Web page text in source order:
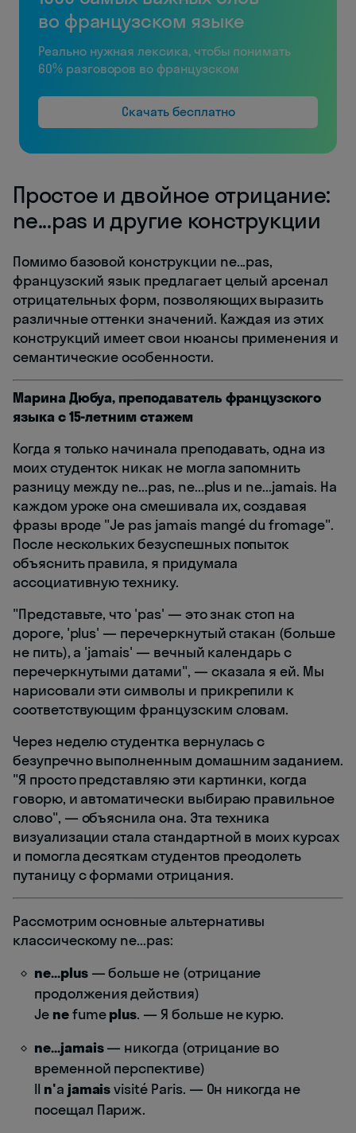
во французском языке
Реально нужная лексика, чтобы понимать
60% разговоров во французском
Скачать бесплатно
Простое и двойное отрицание:
ne...pas и другие конструкции
Помимо базовой конструкции ne...pas,
французский язык предлагает целый арсенал
отрицательных форм, позволяющих выразить
различные оттенки значений. Каждая из этих
конструкций имеет свои нюансы применения и
семантические особенности.
Марина Дюбуа, преподаватель французского
языка с 15-летним стажем
Когда я только начинала преподавать, одна из
моих студенток никак не могла запомнить
разницу между ne...pas, ne...plus и ne...jamais. На
каждом уроке она смешивала их, создавая
фразы вроде "Je pas jamais mangé du fromage".
После нескольких безуспешных попыток
объяснить правила, я придумала
ассоциативную технику.
"Представьте, что 'pas' — это знак стоп на
дороге, 'plus' — перечеркнутый стакан (больше
не пить), а 'jamais' — вечный календарь с
перечеркнутыми датами", — сказала я ей. Мы
нарисовали эти символы и прикрепили к
соответствующим французским словам.
Через неделю студентка вернулась с
безупречно выполненным домашним заданием.
"Я просто представляю эти картинки, когда
говорю, и автоматически выбираю правильное
слово", — объяснила она. Эта техника
визуализации стала стандартной в моих курсах
и помогла десяткам студентов преодолеть
путаницу с формами отрицания.
Рассмотрим основные альтернативы
классическому ne...pas:
ne...plus— больше не (отрицание
продолжения действия)
Je nefumeplus. — Я больше не курю.
ne...jamais— никогда (отрицание во
временной перспективе)
Il n'a jamaisvisité Paris. — Он никогда не
посещал Париж.